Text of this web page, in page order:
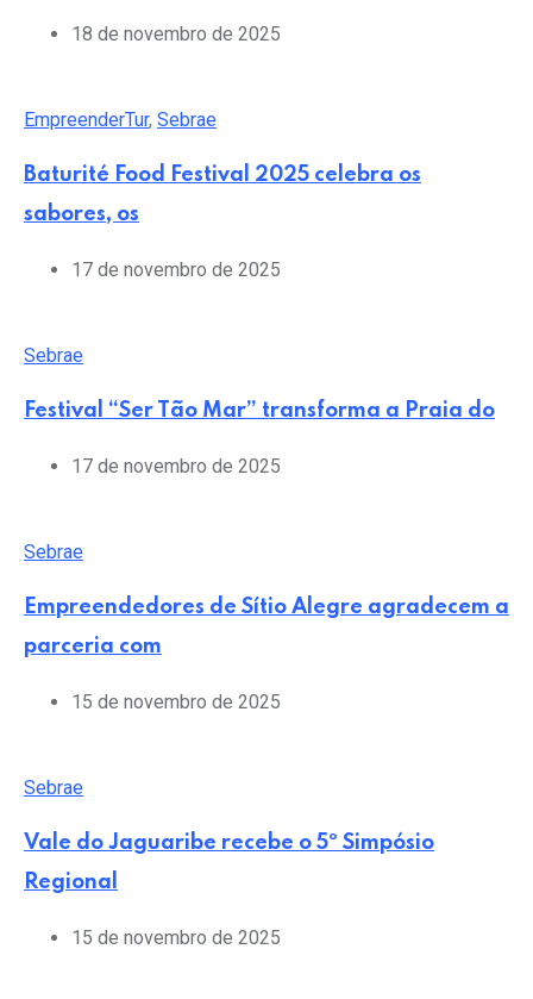
18 de novembro de 2025
EmpreenderTur, Sebrae
Baturité Food Festival 2025 celebra os
sabores, os
17 de novembro de 2025
Sebrae
Festival “Ser Tão Mar” transforma a Praia do
17 de novembro de 2025
Sebrae
Empreendedores de Sítio Alegre agradecem a
parceria com
15 de novembro de 2025
Sebrae
Vale do Jaguaribe recebe o 5º Simpósio
Regional
15 de novembro de 2025